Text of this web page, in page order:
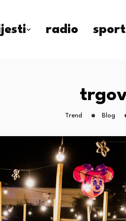
radio sport
Trend Blog